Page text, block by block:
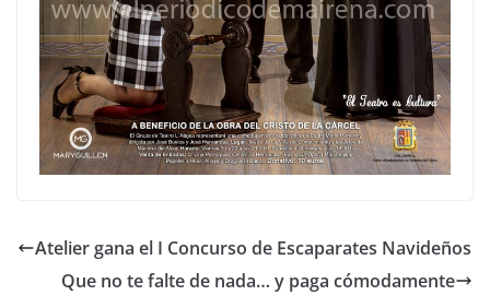
Atelier gana el I Concurso de Escaparates Navideños
Que no te falte de nada… y paga cómodamente